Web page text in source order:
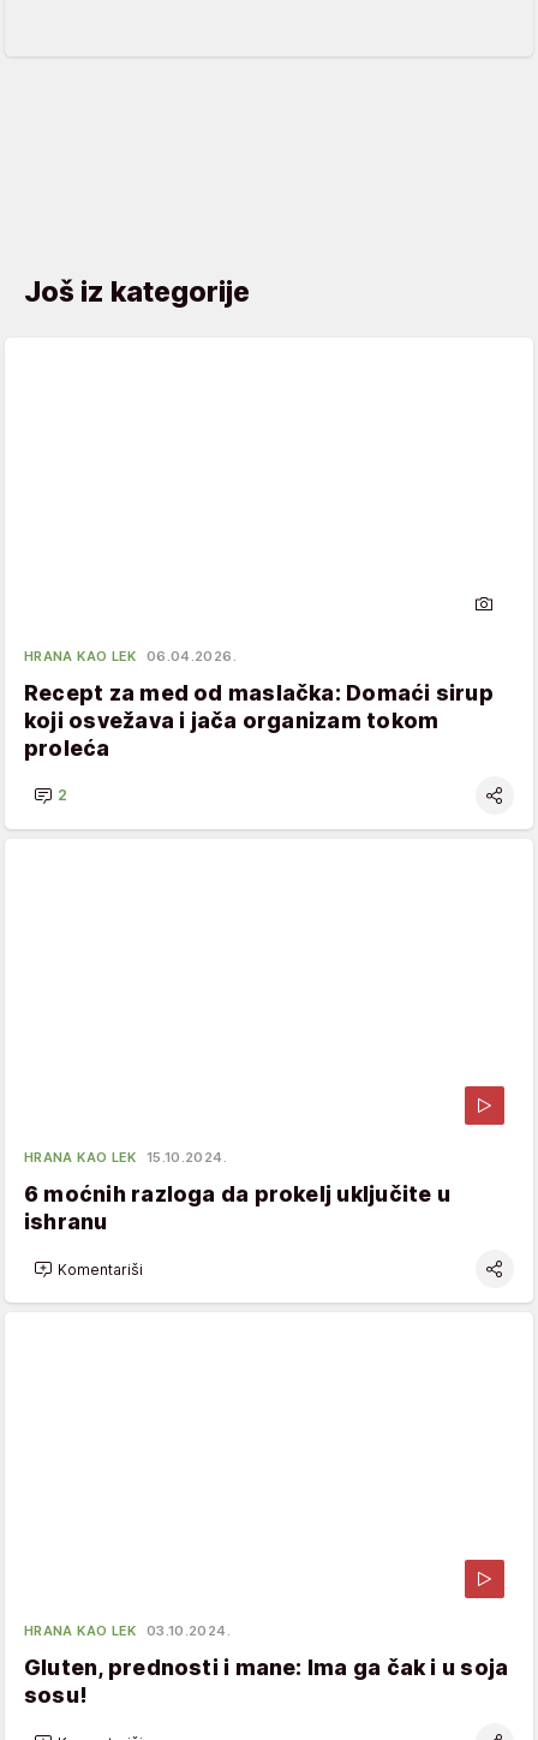
Još iz kategorije
HRANA KAO LEK 06.04.2026.
Recept za med od maslačka: Domaći sirup
koji osvežava i jača organizam tokom
proleća
2
HRANA KAO LEK 15.10.2024.
6 moćnih razloga da prokelj uključite u
ishranu
Komentariši
HRANA KAO LEK 03.10.2024.
Gluten, prednosti i mane: Ima ga čak i u soja
sosu!